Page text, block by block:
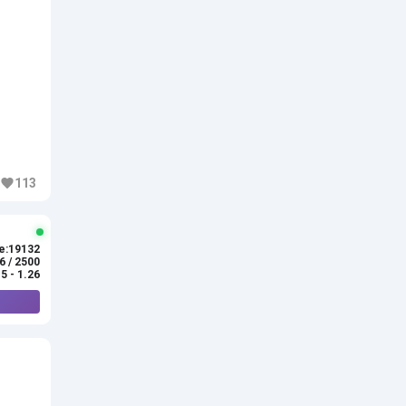
113
/ 2500
- 1.26